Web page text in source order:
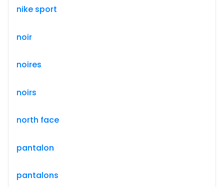
nike sport
noir
noires
noirs
north face
pantalon
pantalons